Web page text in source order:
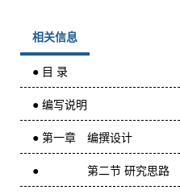
相关信息
● 目 录
● 编写说明
● 第一章 编撰设计
● 第二节 研究思路